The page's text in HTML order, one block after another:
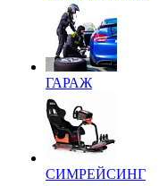
ГАРАЖ
СИМРЕЙСИНГ